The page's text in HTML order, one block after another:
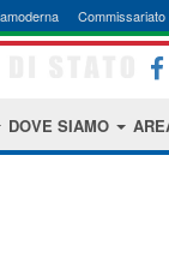
Commissariato
DOVE SIAMO